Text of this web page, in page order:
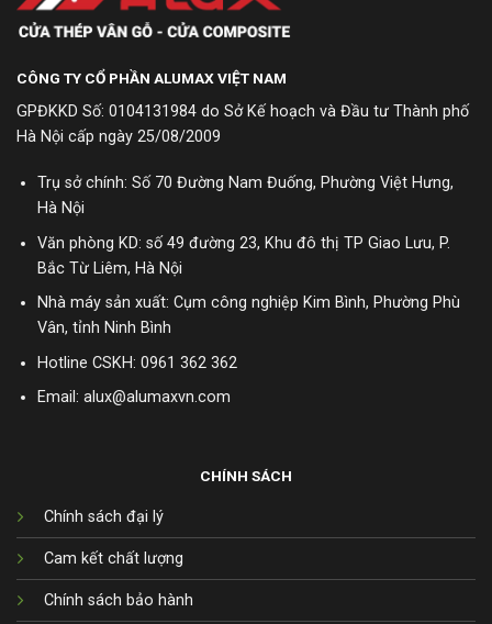
CÔNG TY CỔ PHẦN ALUMAX VIỆT NAM
GPĐKKD Số: 0104131984 do Sở Kế hoạch và Đầu tư Thành phố
Hà Nội cấp ngày 25/08/2009
Trụ sở chính: Số 70 Đường Nam Đuống, Phường Việt Hưng,
Hà Nội
Văn phòng KD: số 49 đường 23, Khu đô thị TP Giao Lưu, P.
Bắc Từ Liêm, Hà Nội
Nhà máy sản xuất: Cụm công nghiệp Kim Bình, Phường Phù
Vân, tỉnh Ninh Bình
Hotline CSKH: 0961 362 362
Email: alux@alumaxvn.com
CHÍNH SÁCH
Chính sách đại lý
Cam kết chất lượng
Chính sách bảo hành